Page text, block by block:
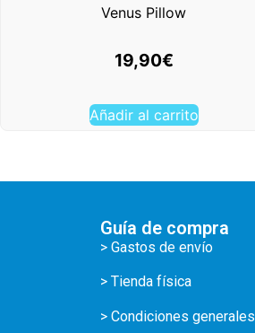
Venus Pillow
19,90€
Añadir al carrito
Guía de compra
> Gastos de envío
> Tienda física
> Condiciones generales